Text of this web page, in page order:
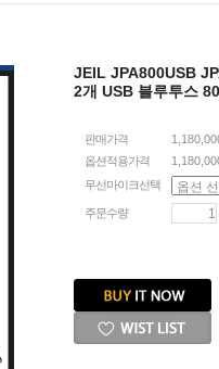
JEIL JPA800USB
2개 USB 블루투스
판매가격
옵션적용가격
무선마이크선택
주문수량